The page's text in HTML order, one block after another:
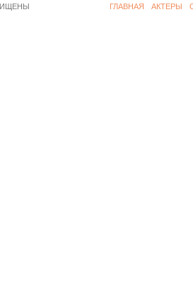
ГЛАВНАЯ АКТЕРЫ